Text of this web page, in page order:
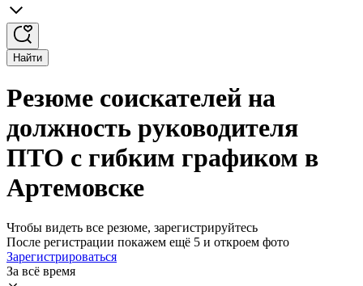
Найти
Резюме соискателей на
должность руководителя
ПТО с гибким графиком в
Артемовске
Чтобы видеть все резюме, зарегистрируйтесь
После регистрации покажем ещё 5 и откроем фото
Зарегистрироваться
За всё время